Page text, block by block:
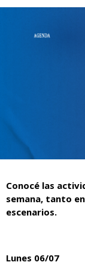
Conocé las
semana, tanto
escenarios.
Lunes 06/07